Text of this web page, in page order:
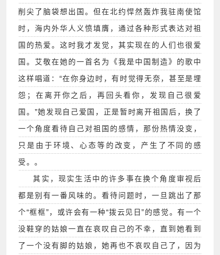
削尖了脑袋想出国。但在北约悍然轰炸我驻南使馆
时，海内外华人义愤填膺，通过各种形式表达对祖
国的热爱。这时我才发觉，其实现在的人们也很爱
国。艾敬在她的一首名为《我是中国制造》的歌中
这样唱道：“在你身边时，有时觉得无奈，甚至是埋
怨；在离开你之后，再回头看你，发现自己很爱
国。”她发现自己爱国，正是暂时离开祖国后，换了
一个角度看待自己对祖国的感情，那份热情没变，
只是由于环境、心态等的改变，产生了不同的感
受。。
其实，现实生活中的许多事在换个角度审视后
都是别有一番风味的。看待问题时，一旦跳出了那
个“框框”，或许会有一种“拨云见日”的感觉。有一个
没鞋穿的姑娘一直在哀叹自己的不幸，直到她看到
了一个没有脚的姑娘，她再也不哀叹自己了，因为